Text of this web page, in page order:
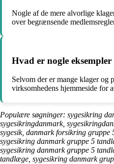
Nogle af de mere alvorlige
over begrænsende
Hvad er nogle
Selvom der er mange klager og
virksomhedens hjemmeside for
Populære søgninger: sygesikring
sygesikringdanmark,
sygesik, danmark forsikring gruppe
sygesikring danmark gruppe 5
sygesikring danmark gruppe 5
tandlæge, sygesikring danmark